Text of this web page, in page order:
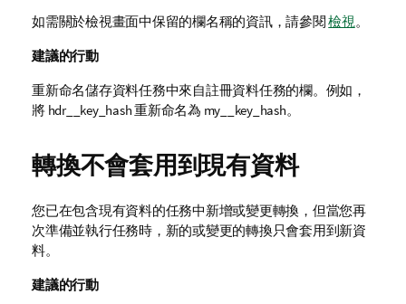
如需關於檢視畫面中保留的欄名稱的資訊，請參閱檢視 。
建議的行動
重新命名儲存資料任務中來自註冊資料任務的欄。例如，
將 hdr__key_hash重新命名為 my__key_hash。
轉換不會套用到現有資料
您已在包含現有資料的任務中新增或變更轉換，但當您再
次準備並執行任務時，新的或變更的轉換只會套用到新資
料。
建議的行動